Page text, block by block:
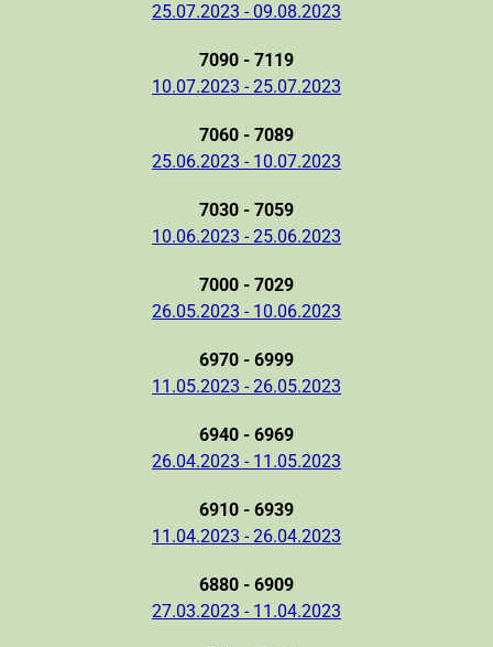
25.07.2023 - 09.08.2023
7090 - 7119
10.07.2023 - 25.07.2023
7060 - 7089
25.06.2023 - 10.07.2023
7030 - 7059
10.06.2023 - 25.06.2023
7000 - 7029
26.05.2023 - 10.06.2023
6970 - 6999
11.05.2023 - 26.05.2023
6940 - 6969
26.04.2023 - 11.05.2023
6910 - 6939
11.04.2023 - 26.04.2023
6880 - 6909
27.03.2023 - 11.04.2023